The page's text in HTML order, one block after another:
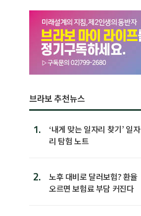
브라보 추천뉴스
1.
‘내게 맞는 일자리 찾기’ 일자
리 탐험 노트
2.
노후 대비로 달러보험? 환율
오르면 보험료 부담 커진다